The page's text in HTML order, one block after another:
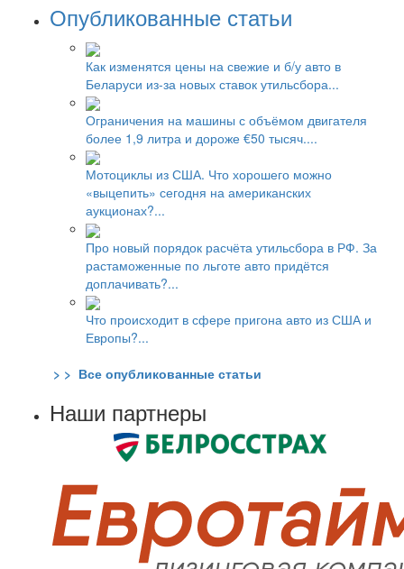
Опубликованные статьи
Как изменятся цены на свежие и б/у авто в
Беларуси из-за новых ставок утильсбора...
Ограничения на машины с объёмом двигателя
более 1,9 литра и дороже €50 тысяч....
Мотоциклы из США. Что хорошего можно
«выцепить» сегодня на американских
аукционах?...
Про новый порядок расчёта утильсбора в РФ. За
растаможенные по льготе авто придётся
доплачивать?...
Что происходит в сфере пригона авто из США и
Европы?...
> > Все опубликованные статьи
Наши партнеры